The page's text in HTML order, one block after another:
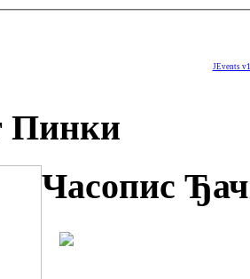
JEvents
Пинки
Часопис